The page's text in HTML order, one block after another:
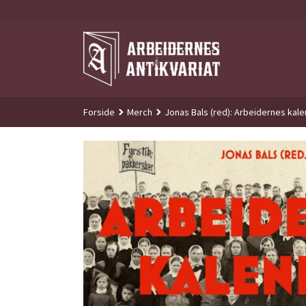
Forside Merch Jonas Bals (red): Arbeidernes